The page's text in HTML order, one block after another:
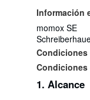
Información
momox SE
Condiciones
Condiciones
1. Alcance